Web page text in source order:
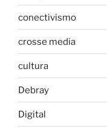
conectivismo
crosse media
cultura
Debray
Digital